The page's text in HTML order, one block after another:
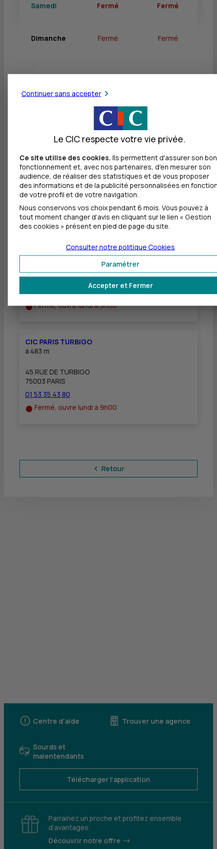
Samedi Fermé Fermé
Dimanche Fermé Fermé
Services
Retrait de billets EUR
Dépôt de billets EUR
Dépôt de chèques EUR
Autres agences les plus proches
15 RUE BACHAUMONT
75002 PARIS
01 56 75 76 60
Fermé, ouvre lundi à 9h00
CIC PARIS TURBIGO
à 483 m
45 RUE DE TURBIGO
75003 PARIS
01 53 35 43 80
Fermé, ouvre lundi à 9h00
Retour
Centre d'aide Trouver une agence
Sourds et
malentendants
Télécharger l'application
Parrainez un proche et profitez ensemble
d’avantages
Découvrir notre offre
Continuer sans accepter
Le CIC respecte votre vie privée.
Ce site utilise des cookies. Ils permettent d'assurer son bon
fonctionnement et, avec nos partenaires, d'en mesurer son
audience, de réaliser des statistiques et de vous proposer
des informations et de la publicité personnalisées en
de votre profil et de votre navigation.
Nous conservons vos choix pendant 6 mois. Vous pouvez à
tout moment changer d’avis en cliquant sur le lien « Gestion
des cookies » présent en pied de page du site.
Accepter et Fermer
Paramétrer
Consulter notre politique Cookies